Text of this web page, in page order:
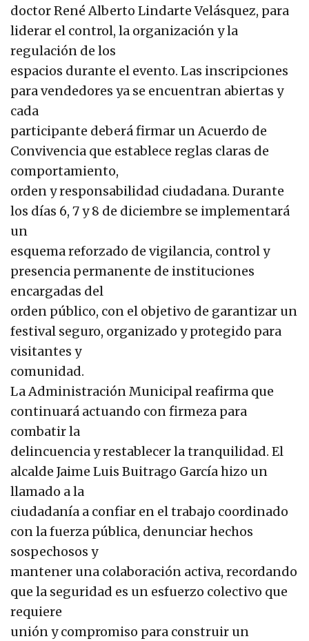
doctor René Alberto Lindarte Velásquez, para
liderar el control, la organización y la
regulación de los
espacios durante el evento. Las inscripciones
para vendedores ya se encuentran abiertas y
cada
participante deberá firmar un Acuerdo de
Convivencia que establece reglas claras de
comportamiento,
orden y responsabilidad ciudadana. Durante
los días 6, 7 y 8 de diciembre se implementará
un
esquema reforzado de vigilancia, control y
presencia permanente de instituciones
encargadas del
orden público, con el objetivo de garantizar un
festival seguro, organizado y protegido para
visitantes y
comunidad.
La Administración Municipal reafirma que
continuará actuando con firmeza para
combatir la
delincuencia y restablecer la tranquilidad. El
alcalde Jaime Luis Buitrago García hizo un
llamado a la
ciudadanía a confiar en el trabajo coordinado
con la fuerza pública, denunciar hechos
sospechosos y
mantener una colaboración activa, recordando
que la seguridad es un esfuerzo colectivo que
requiere
unión y compromiso para construir un